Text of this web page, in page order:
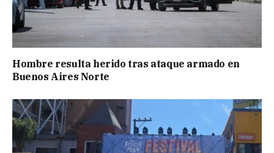
Hombre resulta herido tras ataque armado en
Buenos Aires Norte